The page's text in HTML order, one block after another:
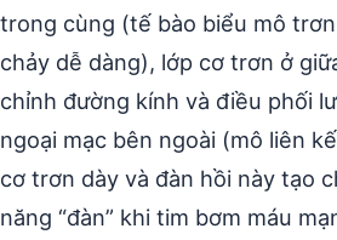
trong cùng (tế bào biểu mô
chảy dễ dàng), lớp cơ trơn ở
chỉnh đường kính và điều phối
ngoại mạc bên ngoài (mô liên
cơ trơn dày và đàn hồi này tạo
năng “đàn” khi tim bơm máu